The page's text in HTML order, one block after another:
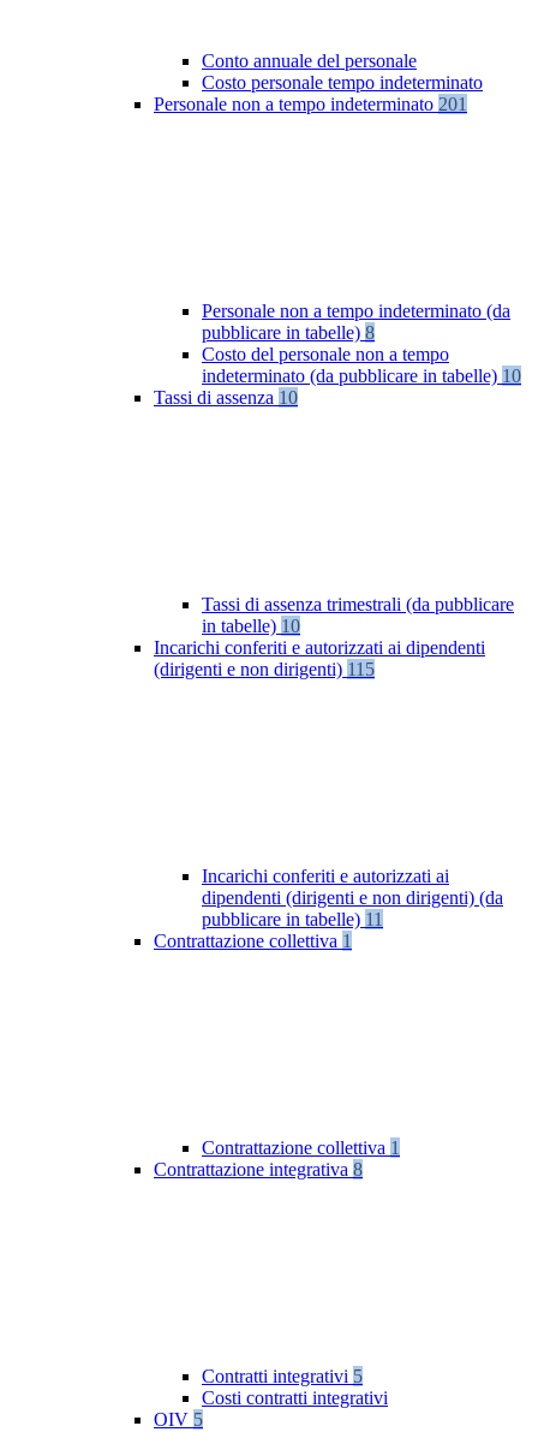
Conto annuale del personale
Costo personale tempo indeterminato
Personale non a tempo indeterminato 201
Personale non a tempo indeterminato (da
pubblicare in tabelle) 8
Costo del personale non a tempo
indeterminato (da pubblicare in tabelle) 10
Tassi di assenza 10
Tassi di assenza trimestrali (da pubblicare
in tabelle) 10
Incarichi conferiti e autorizzati ai dipendenti
(dirigenti e non dirigenti) 115
Incarichi conferiti e autorizzati ai
dipendenti (dirigenti e non dirigenti) (da
pubblicare in tabelle) 11
Contrattazione collettiva 1
Contrattazione collettiva 1
Contrattazione integrativa 8
Contratti integrativi 5
Costi contratti integrativi
OIV 5